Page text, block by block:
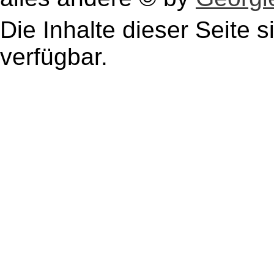
Die Inhalte dieser Seite
verfügbar.